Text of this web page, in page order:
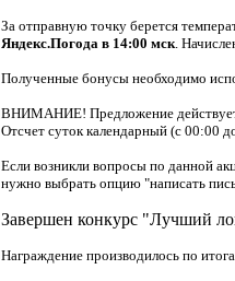
За отправную точку берется
Яндекс.Погода в 14:00 мск.
Полученные бонусы необходимо
ВНИМАНИЕ! Предложение
Отсчет суток календарный (с 00:00
Если возникли вопросы по данной
нужно выбрать опцию "написать
Завершен конкурс "Лучший
Награждение производилось по